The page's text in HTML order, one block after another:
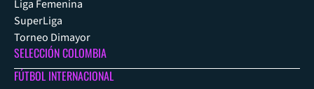
Liga Femenina
SuperLiga
Torneo Dimayor
SELECCIÓN COLOMBIA
FÚTBOL INTERNACIONAL